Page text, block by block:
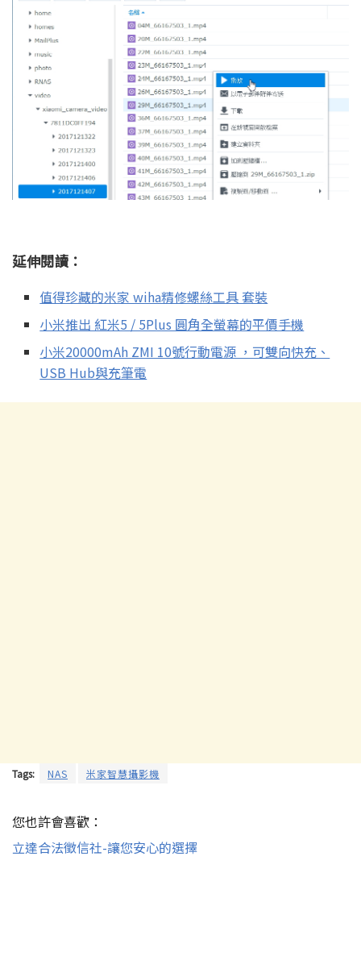
延伸閱讀：
值得珍藏的米家 wiha精修螺絲工具 套裝
小米推出 紅米5 / 5Plus 圓角全螢幕的平價手機
小米20000mAh ZMI 10號行動電源 ，可雙向快充、
USB Hub與充筆電
Tags: NAS 米家智慧攝影機
您也許會喜歡：
立達合法徵信社-讓您安心的選擇